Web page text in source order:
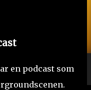
en podcast som